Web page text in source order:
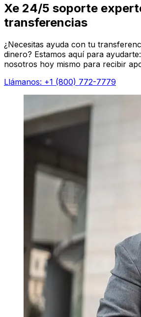
Xe 24/5 soporte
transferencias
¿Necesitas ayuda con tu
dinero? Estamos aquí para
nosotros hoy mismo para recibir
Llámanos: +1 (800) 772-7779